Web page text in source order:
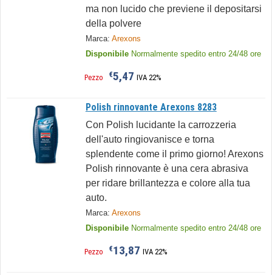
ma non lucido che previene il depositarsi
della polvere
Marca: Arexons
Disponibile Normalmente spedito entro 24/48 ore
Pezzo €5,47 IVA 22%
Polish rinnovante Arexons 8283
Con Polish lucidante la carrozzeria
dell'auto ringiovanisce e torna
splendente come il primo giorno! Arexons
Polish rinnovante è una cera abrasiva
per ridare brillantezza e colore alla tua
auto.
Marca: Arexons
Disponibile Normalmente spedito entro 24/48 ore
Pezzo €13,87 IVA 22%